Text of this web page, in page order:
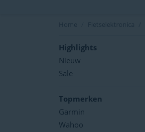
Home Fietselektronica
Highlights
Nieuw
Sale
Topmerken
Garmin
Wahoo